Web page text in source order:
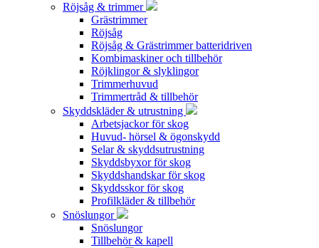
Röjsåg & trimmer
Grästrimmer
Röjsåg
Röjsåg & Grästrimmer batteridriven
Kombimaskiner och tillbehör
Röjklingor & slyklingor
Trimmerhuvud
Trimmertråd & tillbehör
Skyddskläder & utrustning
Arbetsjackor för skog
Huvud- hörsel & ögonskydd
Selar & skyddsutrustning
Skyddsbyxor för skog
Skyddshandskar för skog
Skyddsskor för skog
Profilkläder & tillbehör
Snöslungor
Snöslungor
Tillbehör & kapell